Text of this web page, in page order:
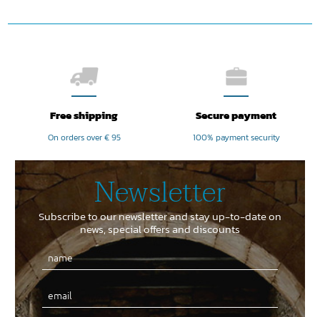
Free shipping
On orders over € 95
Secure payment
100% payment security
Newsletter
Subscribe to our newsletter and stay up-to-date on
news, special offers and discounts
Email